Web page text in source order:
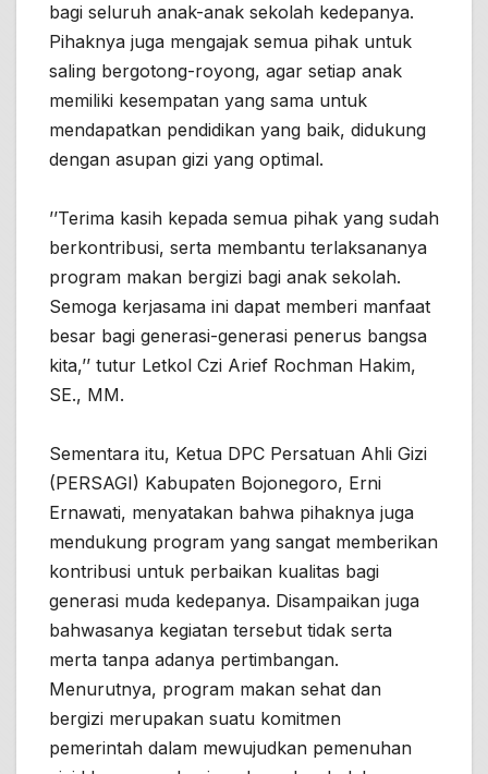
bagi seluruh anak-anak sekolah kedepanya.
Pihaknya juga mengajak semua pihak untuk
saling bergotong-royong, agar setiap anak
memiliki kesempatan yang sama untuk
mendapatkan pendidikan yang baik, didukung
dengan asupan gizi yang optimal.
’’Terima kasih kepada semua pihak yang sudah
berkontribusi, serta membantu terlaksananya
program makan bergizi bagi anak sekolah.
Semoga kerjasama ini dapat memberi manfaat
besar bagi generasi-generasi penerus bangsa
kita,’’ tutur Letkol Czi Arief Rochman Hakim,
SE., MM.
Sementara itu, Ketua DPC Persatuan Ahli Gizi
(PERSAGI) Kabupaten Bojonegoro, Erni
Ernawati, menyatakan bahwa pihaknya juga
mendukung program yang sangat memberikan
kontribusi untuk perbaikan kualitas bagi
generasi muda kedepanya. Disampaikan juga
bahwasanya kegiatan tersebut tidak serta
merta tanpa adanya pertimbangan.
Menurutnya, program makan sehat dan
bergizi merupakan suatu komitmen
pemerintah dalam mewujudkan pemenuhan